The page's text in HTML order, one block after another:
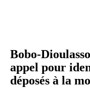
Bobo-
appel pour
déposés à la